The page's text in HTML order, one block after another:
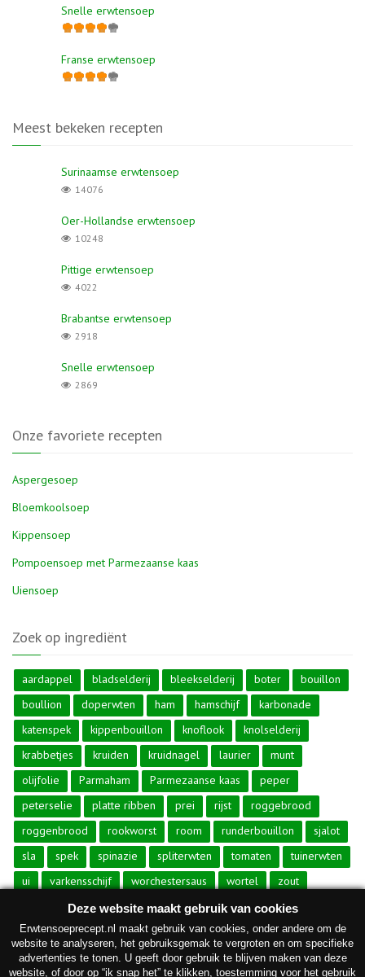
Snelle erwtensoep
Franse erwtensoep
Meest bekeken recepten
Surinaamse erwtensoep
14076
Oer-Hollandse erwtensoep
10248
Pittige erwtensoep
4022
Brabantse erwtensoep
2918
Snelle erwtensoep
2869
Onze favoriete recepten
Aspergesoep
Bloemkoolsoep
Kippensoep
Pompoensoep met Parmezaanse kaas
Uiensoep
Zoek op ingrediënt
aardappel bladselderij bleekselderij boter
bouillon
boullion
doperwten ham hamschijf
karbonade
katenspek
kippenbouillon knoflook
knolselderij
krabbetjes
kruiden kruidnagel laurier
munt
olijfolie
Parmaham Parmezaanse kaas
peper
peterselie
platte ribben prei rijst
roggebrood
roggenbrood
rookworst room runderbouillon
sjalot
sla
spek spinazie spliterwten tomaten
tuinerwten
ui
varkensschijf worchestersaus wortel
zout
zuurkoolspekDeze website maakt gebruik van cookies
Erwtensoeprecept.nl maakt gebruik van cookies, onder andere om de
website te analyseren, het gebruiksgemak te vergroten en om specifieke
advertenties te tonen. U geeft door gebruik te blijven maken van deze
website, of door op “ik snap het” te klikken, toestemming voor het gebruik